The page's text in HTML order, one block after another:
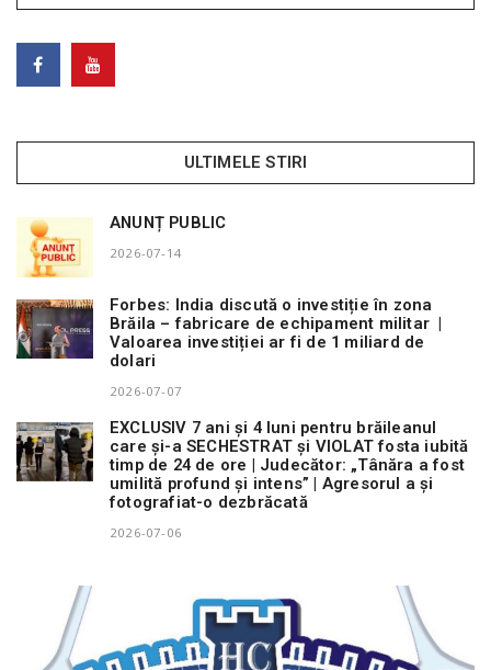
ULTIMELE STIRI
ANUNȚ PUBLIC
2026-07-14
Forbes: India discută o investiție în zona
Brăila – fabricare de echipament militar |
Valoarea investiției ar fi de 1 miliard de
dolari
2026-07-07
EXCLUSIV 7 ani și 4 luni pentru brăileanul
care și-a SECHESTRAT și VIOLAT fosta iubită
timp de 24 de ore | Judecător: „Tânăra a fost
umilită profund și intens” | Agresorul a și
fotografiat-o dezbrăcată
2026-07-06